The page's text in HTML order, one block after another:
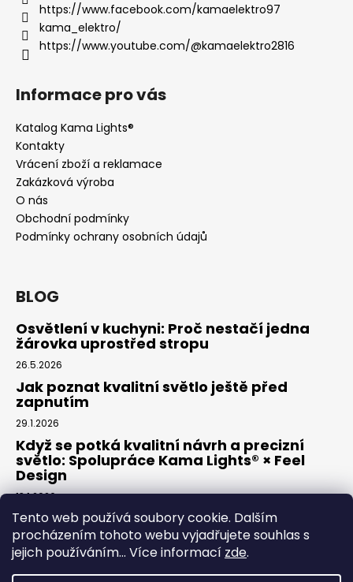
Tento web používá soubory cookie. Dalším
procházením tohoto webu vyjadřujete souhlas s
jejich používáním... Více informací zde.
https://www.facebook.com/kamaelektro97
kama_elektro/
https://www.youtube.com/@kamaelektro2816
Informace pro vás
Katalog Kama Lights®
Kontakty
Vrácení zboží a reklamace
Zakázková výroba
O nás
Obchodní podmínky
Podmínky ochrany osobních údajů
BLOG
Osvětlení v kuchyni: Proč nestačí jedna
žárovka uprostřed stropu
26.5.2026
Jak poznat kvalitní světlo ještě před
zapnutím
29.1.2026
Když se potká kvalitní návrh a precizní
světlo: Spolupráce Kama Lights® × Feel
Design
13.1.2026
Facebook